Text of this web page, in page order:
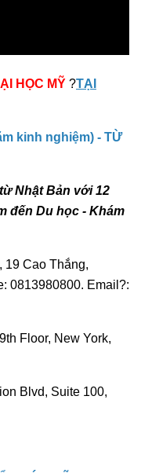
HỌC MỸ ?TẠI
kinh nghiệm) - TỪ
Nhật Bản với 12
đến Du học - Khám
19 Cao Thắng,
0813980800. Email?:
Floor, New York,
Blvd, Suite 100,